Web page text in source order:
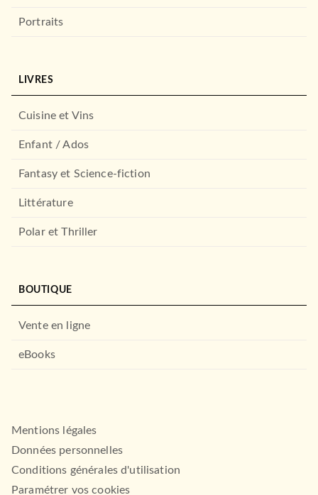
ROMANS ÉTRANGERS
Portraits
LIVRES
Cuisine et Vins
Enfant / Ados
Fantasy et Science-fiction
Littérature
Polar et Thriller
BOUTIQUE
Vente en ligne
eBooks
Mentions légales
Données personnelles
Conditions générales d'utilisation
Paramétrer vos cookies